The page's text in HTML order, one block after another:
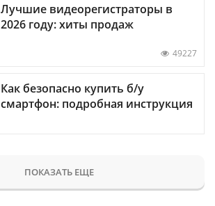
Лучшие видеорегистраторы в
2026 году: хиты продаж
49227
Как безопасно купить б/у
смартфон: подробная инструкция
ПОКАЗАТЬ ЕЩЕ